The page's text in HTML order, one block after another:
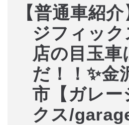
【普通車紹
ジフィッ
店の目玉車
だ！！✨金
市【ガレー
クス/